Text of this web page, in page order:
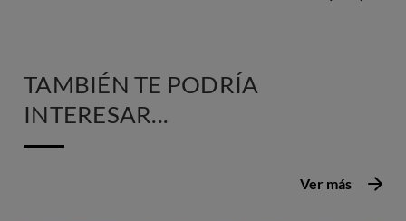
TAMBIÉN TE PODRÍA
INTERESAR...
Ver más